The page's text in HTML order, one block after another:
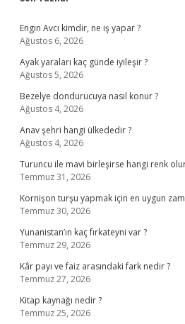
Sidebar
Engin Avcı kimdir, ne iş yapar ?
Ağustos 6, 2026
Ayak yaraları kaç günde iyileşir ?
Ağustos 5, 2026
Bezelye dondurucuya nasıl konur ?
Ağustos 4, 2026
Anav şehri hangi ülkededir ?
Ağustos 4, 2026
Turuncu ile mavi birleşirse hangi renk
Temmuz 31, 2026
Kornişon turşu yapmak için en uygun
Temmuz 30, 2026
Yunanistan’ın kaç fırkateyni var ?
Temmuz 29, 2026
Kâr payı ve faiz arasındaki fark nedir ?
Temmuz 27, 2026
Kitap kaynağı nedir ?
Temmuz 25, 2026